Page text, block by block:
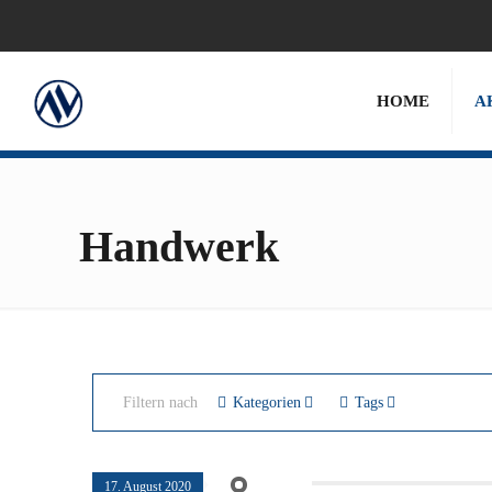
HOME
Handwerk
Filtern nach Kategorien Tags
17. August 2020